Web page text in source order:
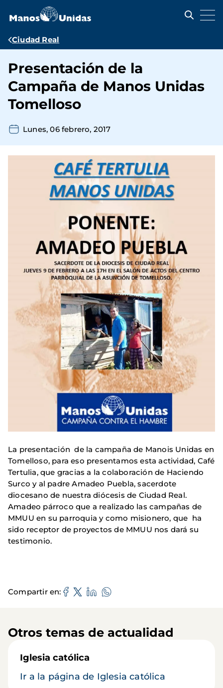
contenido
Ruta
navegación
Ciudad Real
Presentación de la
Campaña de Manos Unidas
Tomelloso
Lunes, 06 febrero, 2017
La presentación de la campaña de Manois Unidas en
Tomelloso, para eso presentamos esta actividad, Café
Tertulia, que gracias a la colaboración de Haciendo
Surco y al padre Amadeo Puebla, sacerdote
diocesano de nuestra diócesis de Ciudad Real.
Amadeo párroco que a realizado las campañas de
MMUU en su parroquia y como misionero, que ha
sido receptor de proyectos de MMUU nos dará su
testimonio.
Compartir en
Otros temas de actualidad
Iglesia católica
Ir a la página de Iglesia católica